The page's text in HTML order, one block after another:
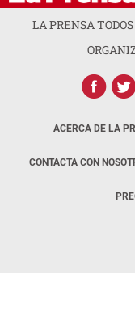
LA PRENSA
ACERCA DE LA
CONTACTA CON